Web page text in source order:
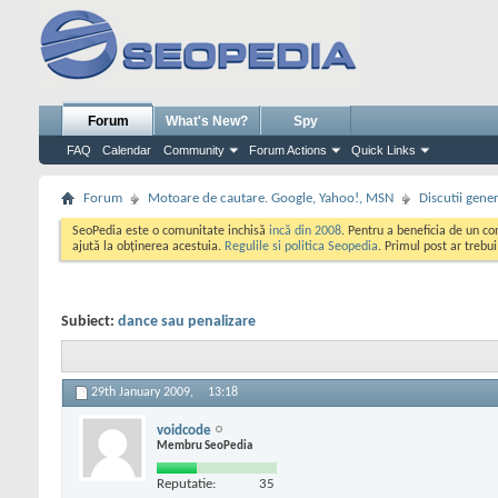
Forum
FAQ Calendar Community Forum Actions Quick Links
What's New? Spy
Forum Motoare de cautare. Google, Yahoo!, MSN Discutii
SeoPedia este o comunitate inchisă incă din 2008. Pentru a beneficia de un
ajută la obținerea acestuia. Regulile si politica Seopedia. Primul post ar
Subiect: dance sau penalizare
29th January 2009, 13:18
voidcode
Membru SeoPedia
Reputatie: 35